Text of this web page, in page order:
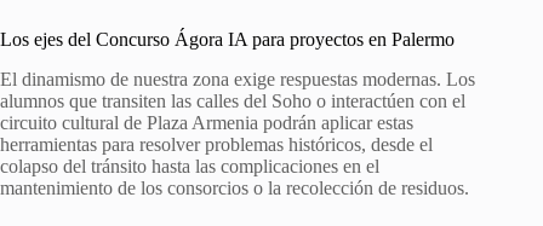
Los ejes del Concurso Ágora IA para proyectos en Palermo
El dinamismo de nuestra zona exige respuestas modernas. Los
alumnos que transiten las calles del Soho o interactúen con el
circuito cultural de Plaza Armenia podrán aplicar estas
herramientas para resolver problemas históricos, desde el
colapso del tránsito hasta las complicaciones en el
mantenimiento de los consorcios o la recolección de residuos.